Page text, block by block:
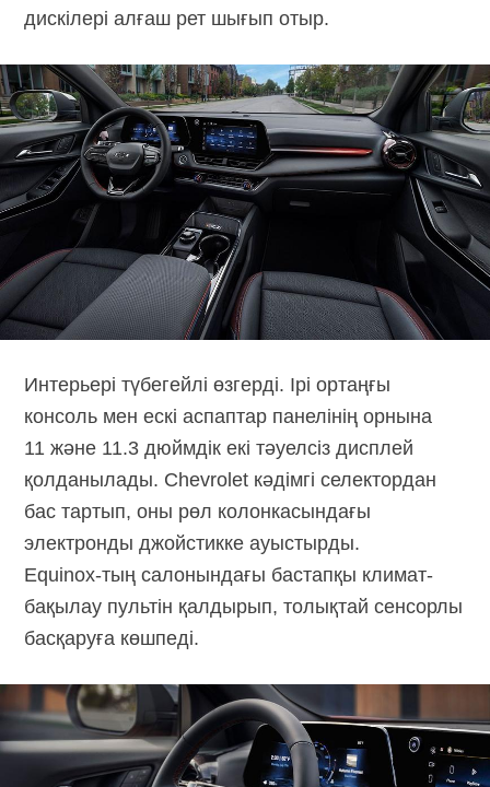
дискілері алғаш рет шығып отыр.
Интерьері түбегейлі өзгерді. Ірі ортаңғы
консоль мен ескі аспаптар панелінің орнына
11 және 11.3 дюймдік екі тәуелсіз дисплей
қолданылады. Chevrolet кәдімгі селектордан
бас тартып, оны рөл колонкасындағы
электронды джойстикке ауыстырды.
Equinox-тың салонындағы бастапқы климат-
бақылау пультін қалдырып, толықтай сенсорлы
басқаруға көшпеді.